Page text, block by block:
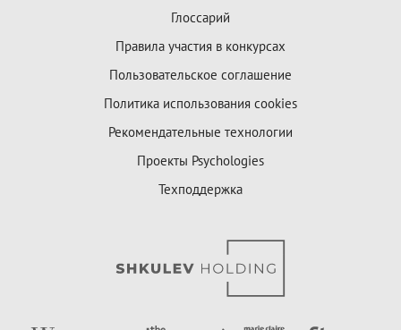
Глоссарий
Правила участия в конкурсах
Пользовательское соглашение
Политика использования cookies
Рекомендательные технологии
Проекты Psychologies
Техподдержка